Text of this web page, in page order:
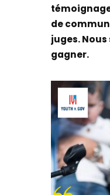
de
juges.
gagner.